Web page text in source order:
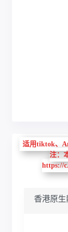
适用tiktok、
注：
https://
香港原